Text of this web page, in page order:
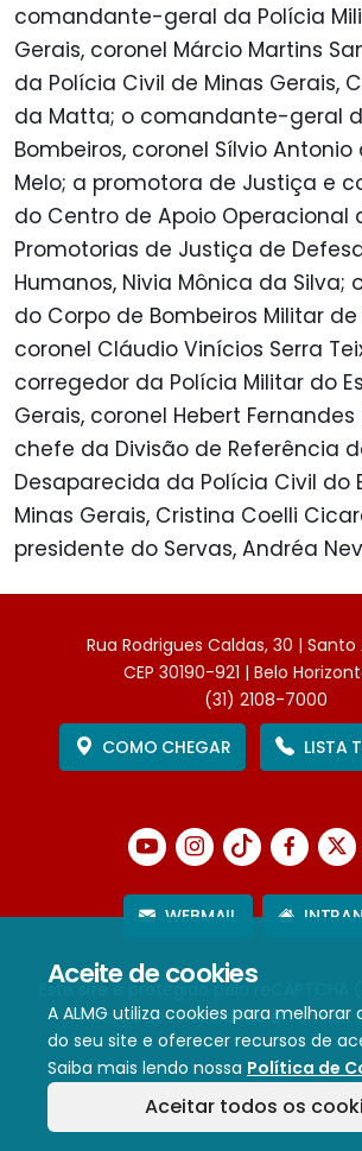
Aceite de cookies
A ALMG utiliza cookies para melhorar
do seu site e oferecer recursos de
Saiba mais lendo nossa Política de
Aceitar todos os
comandante-geral da Polícia
Gerais, coronel Márcio Martins
da Polícia Civil de Minas Gerais,
da Matta; o comandante-geral
Bombeiros, coronel Sílvio Antonio
Melo; a promotora de Justiça e
do Centro de Apoio Operacional
Promotorias de Justiça de
Humanos, Nivia Mônica da Silva;
do Corpo de Bombeiros Militar de
coronel Cláudio Vinícios Serra
corregedor da Polícia Militar do
Gerais, coronel Hebert Fernandes
chefe da Divisão de Referência
Desaparecida da Polícia Civil do
Minas Gerais, Cristina Coelli
presidente do Servas, Andréa
Rua Rodrigues Caldas, 30 |
CEP 30190-921 | Belo
(31) 2108-7000
COMO CHEGAR
LISTA
WEBMAIL
Este site é protegido pelo reCAPTCHA
Política de PrivacidadeeTermos
Termos de Uso e Política de
Política de cookies